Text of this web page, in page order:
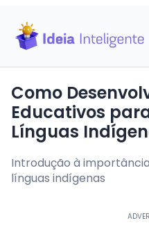
Como
Educativos
Línguas
Introdução à
línguas indígenas